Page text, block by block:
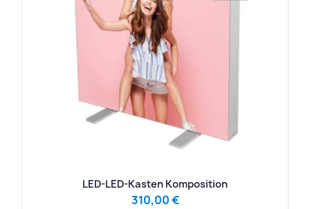
LED-LED-Kasten Komposition
310,00 €